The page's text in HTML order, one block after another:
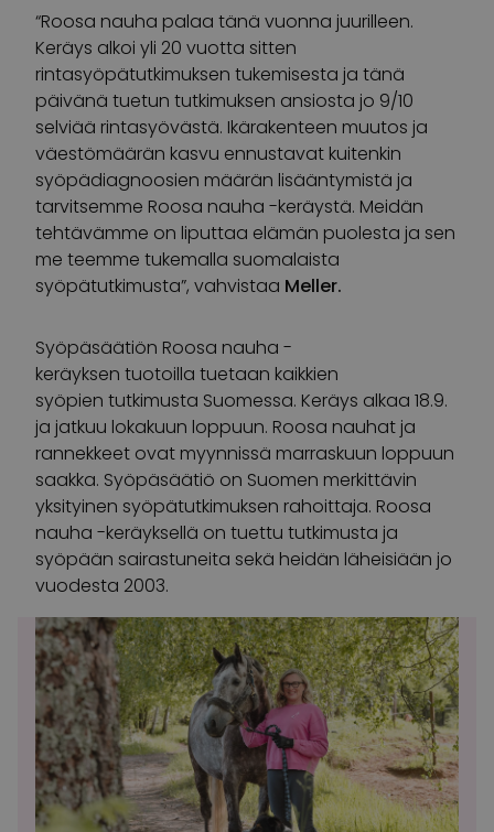
“Roosa nauha palaa tänä vuonna juurilleen.
Keräys alkoi yli 20 vuotta sitten
rintasyöpätutkimuksen tukemisesta ja tänä
päivänä tuetun tutkimuksen ansiosta jo 9/10
selviää rintasyövästä. Ikärakenteen muutos ja
väestömäärän kasvu ennustavat kuitenkin
syöpädiagnoosien määrän lisääntymistä ja
tarvitsemme Roosa nauha -keräystä. Meidän
tehtävämme on liputtaa elämän puolesta ja sen
me teemme tukemalla suomalaista
syöpätutkimusta”, vahvistaa Meller.
Syöpäsäätiön Roosa nauha -
keräyksen tuotoilla tuetaan kaikkien
syöpien tutkimusta Suomessa. Keräys alkaa 18.9.
ja jatkuu lokakuun loppuun. Roosa nauhat ja
rannekkeet ovat myynnissä marraskuun loppuun
saakka. Syöpäsäätiö on Suomen merkittävin
yksityinen syöpätutkimuksen rahoittaja. Roosa
nauha -keräyksellä on tuettu tutkimusta ja
syöpään sairastuneita sekä heidän läheisiään jo
vuodesta 2003.